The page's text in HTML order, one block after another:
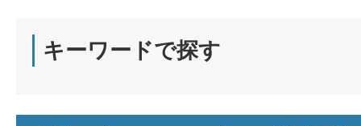
キーワードで探す